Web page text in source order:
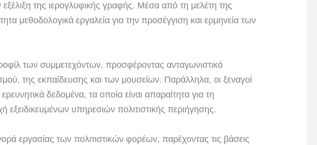
της ιερογλυφικής γραφής. Μέσα από τη μελέτη της
μεθοδολογικά εργαλεία για την προσέγγιση και ερμηνεία των
των συμμετεχόντων, προσφέροντας ανταγωνιστικό
της εκπαίδευσης και των μουσείων. Παράλληλα, οι ξεναγοί
δεδομένα, τα οποία είναι απαραίτητα για τη
υπηρεσιών πολιτιστικής περιήγησης.
εργασίας των πολιτιστικών φορέων, παρέχοντας τις βάσεις